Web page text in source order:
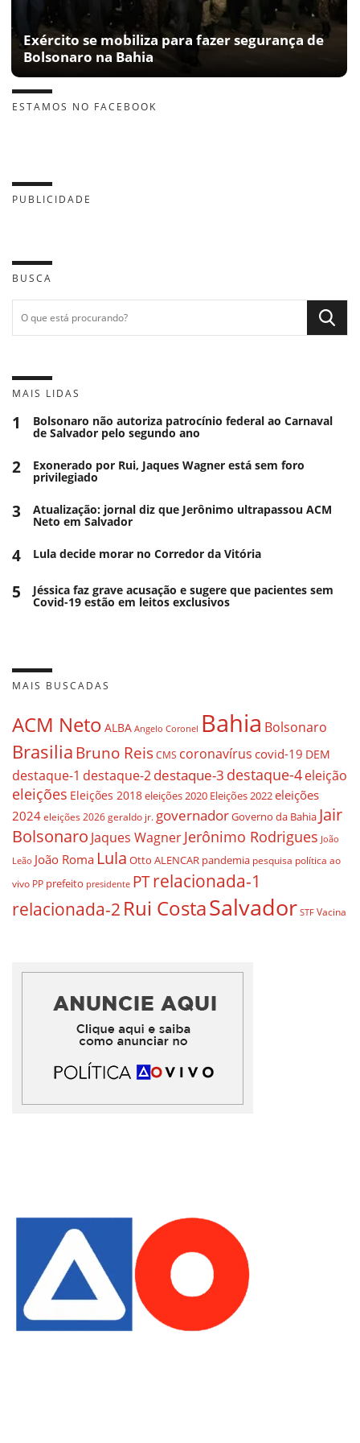
Exército se mobiliza para fazer segurança de
Bolsonaro na Bahia
ESTAMOS NO FACEBOOK
PUBLICIDADE
BUSCA
MAIS LIDAS
1 Bolsonaro não autoriza patrocínio federal ao Carnaval
de Salvador pelo segundo ano
2 Exonerado por Rui, Jaques Wagner está sem foro
privilegiado
3 Atualização: jornal diz que Jerônimo ultrapassou ACM
Neto em Salvador
4 Lula decide morar no Corredor da Vitória
5 Jéssica faz grave acusação e sugere que pacientes sem
Covid-19 estão em leitos exclusivos
MAIS BUSCADAS
ACM Neto ALBA Angelo Coronel Bahia Bolsonaro
BrasiliaBruno ReisCMS coronavírus covid-19 DEM
destaque-1 destaque-2destaque-3 destaque-4eleição
eleições Eleições 2018eleições 2020 Eleições 2022eleições
2024 eleições 2026 geraldo jr. governadorGoverno da Bahia Jair
Bolsonaro Jaques WagnerJerônimo Rodrigues João
Leão João Roma Lula Otto ALENCAR pandemia pesquisa política ao
vivo PP prefeito presidente PTrelacionada-1
relacionada-2 Rui CostaSalvador STF Vacina